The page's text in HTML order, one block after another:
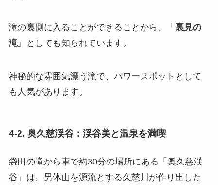
滝の裏側に入ることができることから、「 裏見の
滝」としても知られています。
神秘的な雰囲気漂う滝で、パワースポットとして
も人気があります。
4-2. 奥久慈渓谷：渓谷美と温泉を満喫
袋田の滝から車で約30分の場所にある「奥久慈渓
谷」は、男体山を源流とする久慈川が作り出した